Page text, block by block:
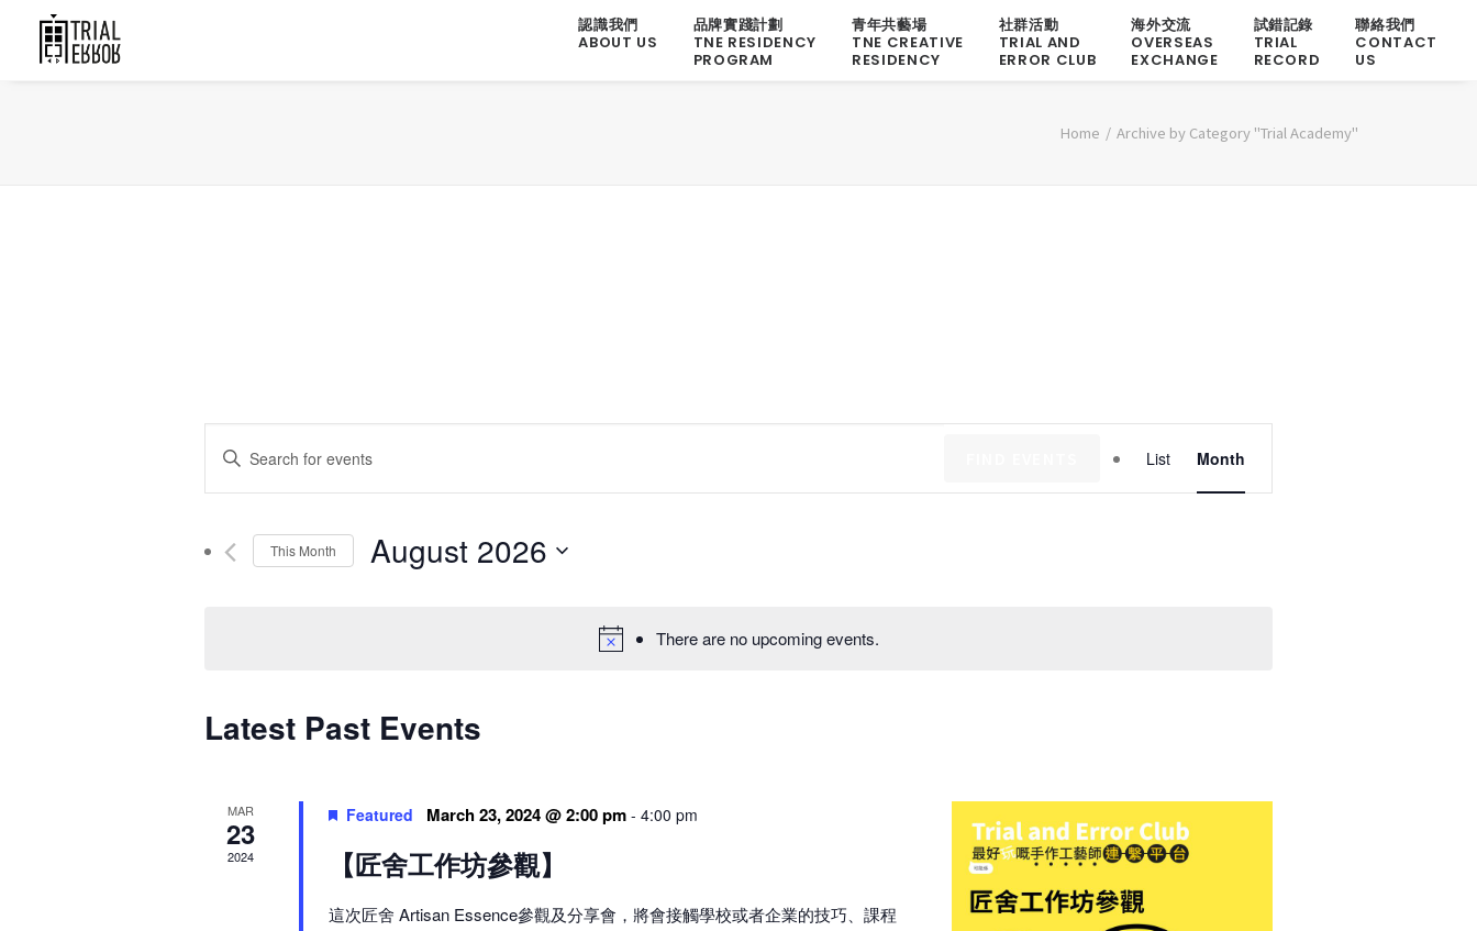
認識我們
ABOUT US
品牌實踐計劃
TNE RESIDENCY
PROGRAM
青年共藝場
TNE CREATIVE
RESIDENCY
社群活動
TRIAL AND
ERROR CLUB
海外交流
OVERSEAS
EXCHANGE
試錯記錄
TRIAL
RECORD
聯絡我們
CONTACT
US
Home Archive by Category "Trial Academy"
There are no upcoming events.
Events
Search
Views
Enter
Events
Views
Navigation
List Month
This Month August 2026
Latest Past Events
MAR
23
2024
Featured March 23, 2024 @ 2:00 pm -4:00 pm
【匠舍工作坊參觀】
這次匠舍 Artisan Essence參觀及分享會，將會接觸學校或者企業的技巧、課程